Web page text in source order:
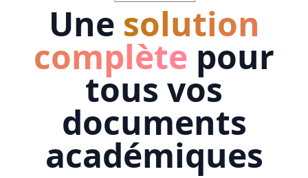
Une solution
complète pour
tous vos
documents
académiques